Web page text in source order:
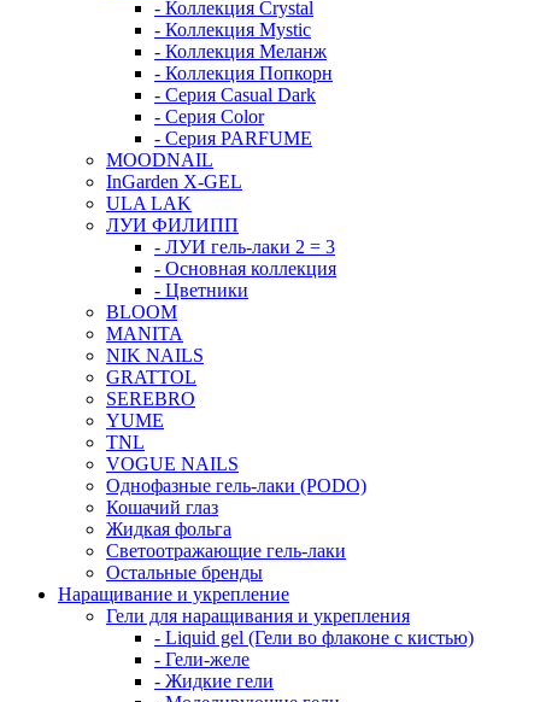
- Коллекция Crystal
- Коллекция Mystic
- Коллекция Меланж
- Коллекция Попкорн
- Серия Casual Dark
- Серия Color
- Серия PARFUME
MOODNAIL
InGarden X-GEL
ULA LAK
ЛУИ ФИЛИПП
- ЛУИ гель-лаки 2 = 3
- Основная коллекция
- Цветники
BLOOM
MANITA
NIK NAILS
GRATTOL
SEREBRO
YUME
TNL
VOGUE NAILS
Однофазные гель-лаки (PODO)
Кошачий глаз
Жидкая фольга
Светоотражающие гель-лаки
Остальные бренды
Наращивание и укрепление
Гели для наращивания и укрепления
- Liquid gel (Гели во флаконе с кистью)
- Гели-желе
- Жидкие гели